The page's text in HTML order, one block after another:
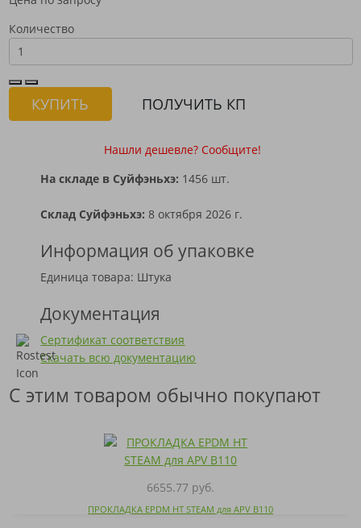
Количество
КУПИТЬ ПОЛУЧИТЬ КП
Нашли дешевле? Сообщите!
На складе в Суйфэньхэ: 1456 шт.
Склад Суйфэньхэ: 8 октября 2026 г.
Информация об упаковке
Единица товара: Штука
Документация
Сертификат соответствия
Скачать всю документацию
С этим товаром обычно покупают
6655.77 руб.
ПРОКЛАДКА EPDM HT STEAM для APV B110